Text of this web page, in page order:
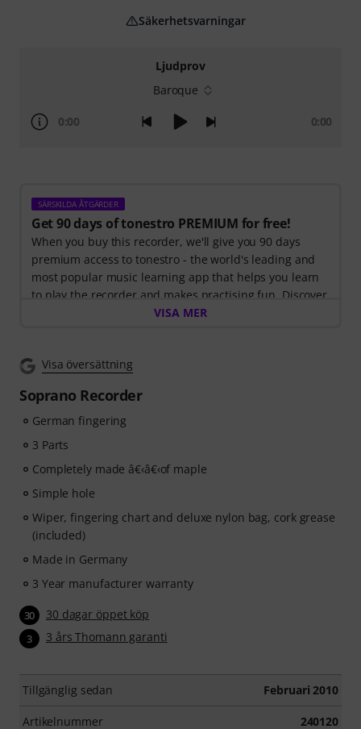
Ljudprov
Baroque
0:00 0:00
SÄRSKILDA ÅTGÄRDER
Get 90 days of tonestro PREMIUM for free!
When you buy this recorder, we'll give you 90 days
premium access to tonestro - the world's leading and
most popular music learning app that helps you learn
to play the recorder and makes practising fun. Discover
the world of music with60 interactive step-by-step
The interactive live feedback from tonestro listens to
immediately gives you feedback on pitch and rhythm.
Take the opportunity now to develop your recorder
anywhere. No automatic renewal!
VISA MER
Visa översättning
Soprano Recorder
German fingering
3 Parts
Completely made â€‹â€‹of maple
Simple hole
Wiper, fingering chart and deluxe nylon bag, cork grease
(included)
Made in Germany
3 Year manufacturer warranty
30 30 dagar öppet köp
3 3 års Thomann garanti
Tillgänglig sedan Februari 2010
Artikelnummer 240120
Säkerhetsvarningar